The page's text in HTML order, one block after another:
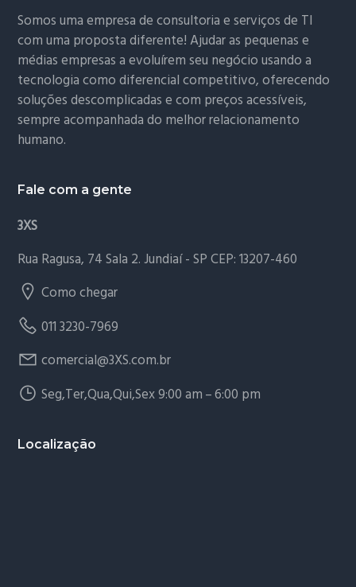
Somos uma empresa de consultoria e serviços de TI
com uma proposta diferente! Ajudar as pequenas e
médias empresas a evoluírem seu negócio usando a
tecnologia como diferencial competitivo, oferecendo
soluções descomplicadas e com preços acessíveis,
sempre acompanhada do melhor relacionamento
humano.
Fale com a gente
3XS
Rua Ragusa, 74 Sala 2. Jundiaí - SP CEP: 13207-460
Como chegar
011 3230-7969
comercial@3XS.com.br
Seg,Ter,Qua,Qui,Sex 9:00 am – 6:00 pm
Localização